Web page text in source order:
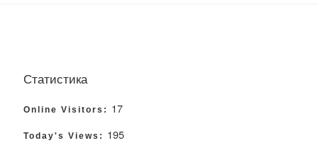
Статистика
Online Visitors: 17
Today's Views: 195